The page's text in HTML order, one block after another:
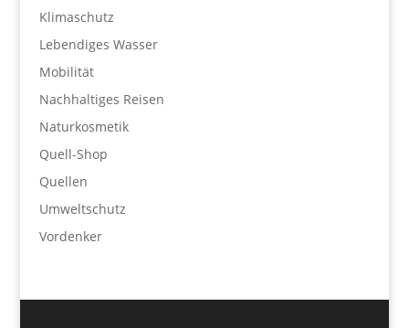
Klimaschutz
Lebendiges Wasser
Mobilität
Nachhaltiges Reisen
Naturkosmetik
Quell-Shop
Quellen
Umweltschutz
Vordenker